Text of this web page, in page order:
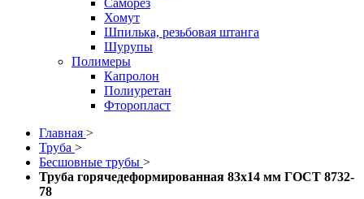
Саморез
Хомут
Шпилька, резьбовая штанга
Шурупы
Полимеры
Капролон
Полиуретан
Фторопласт
Главная >
Труба >
Бесшовные трубы >
Труба горячедеформированная 83х14 мм ГОСТ 8732-
78